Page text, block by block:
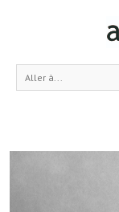
Aller à...